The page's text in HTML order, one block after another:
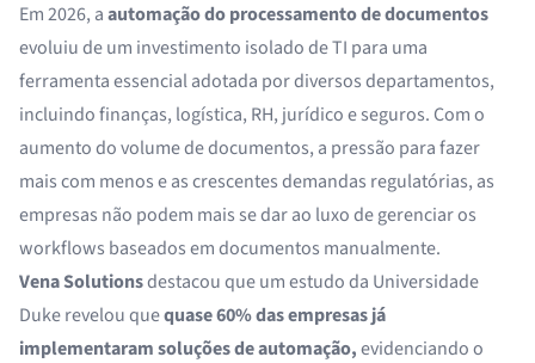
Em 2026, aautomação do processamento de documentos
evoluiu de um investimento isolado de TI para uma
ferramenta essencial adotada por diversos departamentos,
incluindo finanças, logística, RH, jurídico e seguros. Com o
aumento do volume de documentos, a pressão para fazer
mais com menos e as crescentes demandas regulatórias, as
empresas não podem mais se dar ao luxo de gerenciar os
workflows baseados em documentos manualmente.
Vena Solutionsdestacou que um estudo da Universidade
Duke revelou quequase 60% das empresas já
implementaram soluções de automação,evidenciando o